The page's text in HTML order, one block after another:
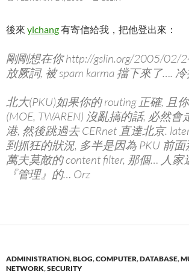
後來 ylchang有寄信給我，把他登出來：
剛剛想在你 http://gslin.org/2005/02/
放厥詞, 被 spam karma 擋下來了….
北大(PKU)如果你的 routing 正確, 且
(MOE, TWAREN) 沒亂搞的話, 必然會
港, 然後跳過去 CERnet 直達北京.
到抓狂的狀況, 多半是因為 PKU 前
萬夫莫敵的 content filter, 那個… 人
『管理』的… Orz
ADMINISTRATION,BLOG,COMPUTER,DATABASE,
NETWORK,SECURITY